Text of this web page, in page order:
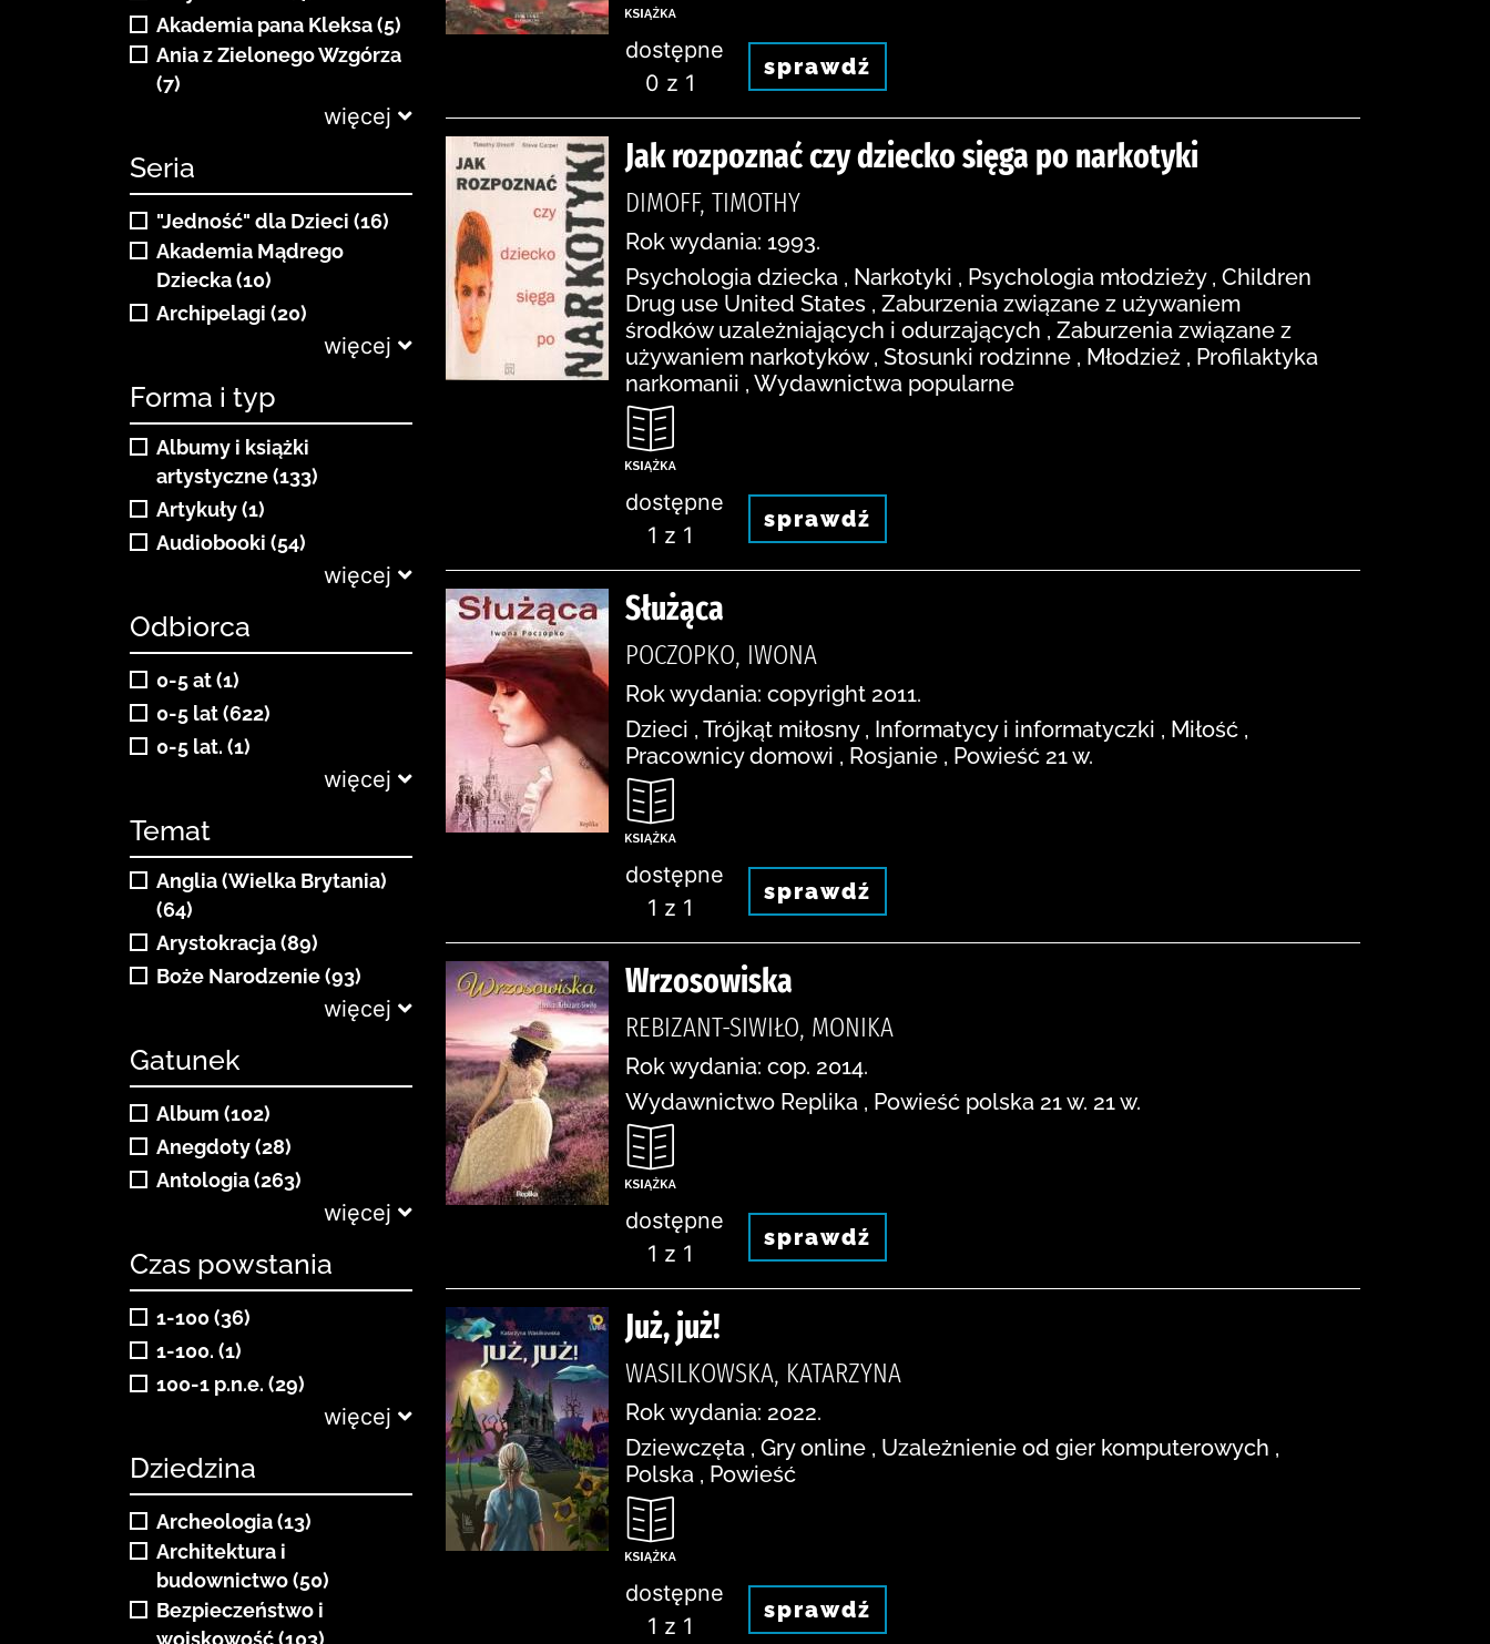
Akademia pana Kleksa (5)
Ania z Zielonego Wzgórza
(7)
więcej
Seria
"Jedność" dla Dzieci (16)
Akademia Mądrego
Dziecka (10)
Archipelagi (20)
więcej
Forma i typ
Albumy i książki
artystyczne (133)
Artykuły (1)
Audiobooki (54)
więcej
Odbiorca
0-5 at (1)
0-5 lat (622)
0-5 lat. (1)
więcej
Temat
Anglia (Wielka Brytania)
(64)
Arystokracja (89)
Boże Narodzenie (93)
więcej
Gatunek
Album (102)
Anegdoty (28)
Antologia (263)
więcej
Czas powstania
1-100 (36)
1-100. (1)
100-1 p.n.e. (29)
więcej
Dziedzina
Archeologia (13)
Architektura i
budownictwo (50)
Bezpieczeństwo i
wojskowość (103)
dostępne
0 z 1
sprawdź
Jak rozpoznać czy dziecko sięga po narkotyki
DIMOFF, TIMOTHY
Rok wydania: 1993.
Psychologia dziecka , Narkotyki , Psychologia młodzieży , Children
Drug use United States , Zaburzenia związane z używaniem
środków uzależniających i odurzających , Zaburzenia związane z
używaniem narkotyków , Stosunki rodzinne , Młodzież , Profilaktyka
narkomanii , Wydawnictwa popularne
dostępne
1 z 1
sprawdź
Służąca
POCZOPKO, IWONA
Rok wydania: copyright 2011.
Dzieci , Trójkąt miłosny , Informatycy i informatyczki , Miłość ,
Pracownicy domowi , Rosjanie , Powieść 21 w.
dostępne
1 z 1
sprawdź
Wrzosowiska
REBIZANT-SIWIŁO, MONIKA
Rok wydania: cop. 2014.
Wydawnictwo Replika , Powieść polska 21 w. 21 w.
dostępne
1 z 1
sprawdź
Już, już!
WASILKOWSKA, KATARZYNA
Rok wydania: 2022.
Dziewczęta , Gry online , Uzależnienie od gier komputerowych ,
Polska , Powieść
dostępne
1 z 1
sprawdź